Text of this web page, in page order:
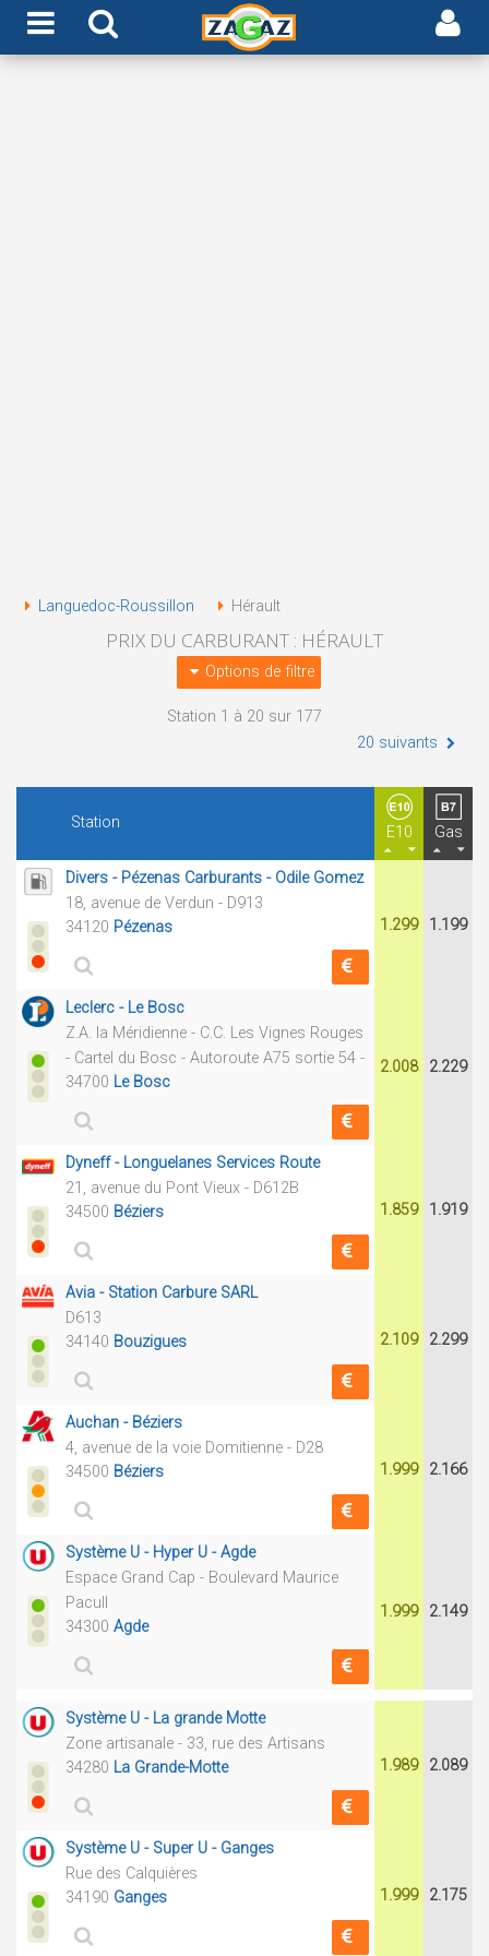
Languedoc-Roussillon Hérault
PRIX DU CARBURANT : HÉRAULT
Options de filtre
Station 1 à 20 sur 177
20 suivants
Station
E10 Gas
Divers - Pézenas Carburants - Odile Gomez
18, avenue de Verdun - D913
34120 Pézenas 1.299 1.199
Leclerc - Le Bosc
Z.A. la Méridienne - C.C. Les Vignes Rouges
- Cartel du Bosc - Autoroute A75 sortie 54 -
34700 Le Bosc
2.008 2.229
Dyneff - Longuelanes Services Route
21, avenue du Pont Vieux - D612B
34500 Béziers 1.859 1.919
Avia - Station Carbure SARL
D613
34140 Bouzigues 2.109 2.299
Auchan - Béziers
4, avenue de la voie Domitienne - D28
34500 Béziers 1.999 2.166
Système U - Hyper U - Agde
Espace Grand Cap - Boulevard Maurice
Pacull
34300 Agde
1.999 2.149
Système U - La grande Motte
Zone artisanale - 33, rue des Artisans
34280 La Grande-Motte 1.989 2.089
Système U - Super U - Ganges
Rue des Calquières
34190 Ganges 1.999 2.175